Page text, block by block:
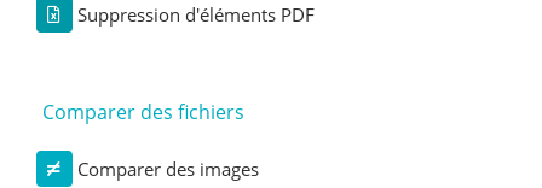
Suppression d'éléments PDF
Comparer des fichiers
Comparer des images